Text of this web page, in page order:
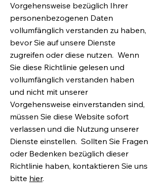
Vorgehensweise bezüglich Ihrer
personenbezogenen Daten
vollumfänglich verstanden zu haben,
bevor Sie auf unsere Dienste
zugreifen oder diese nutzen. Wenn
Sie diese Richtlinie gelesen und
vollumfänglich verstanden haben
und nicht mit unserer
Vorgehensweise einverstanden sind,
müssen Sie diese Website sofort
verlassen und die Nutzung unserer
Dienste einstellen. Sollten Sie Fragen
oder Bedenken bezüglich dieser
Richtlinie haben, kontaktieren Sie uns
bitte hier.